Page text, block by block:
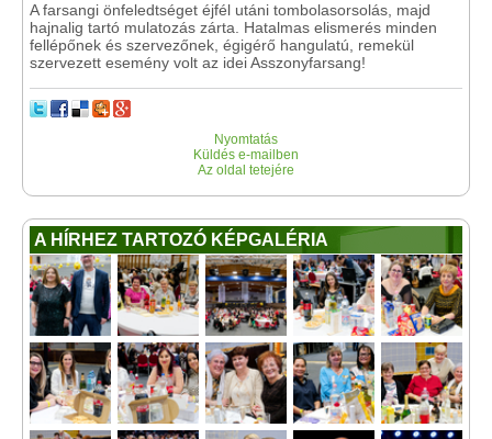
A farsangi önfeledtséget éjfél utáni tombolasorsolás, majd
hajnalig tartó mulatozás zárta. Hatalmas elismerés minden
fellépőnek és szervezőnek, égigérő hangulatú, remekül
szervezett esemény volt az idei Asszonyfarsang!
Nyomtatás
Küldés e-mailben
Az oldal tetejére
A HÍRHEZ TARTOZÓ KÉPGALÉRIA